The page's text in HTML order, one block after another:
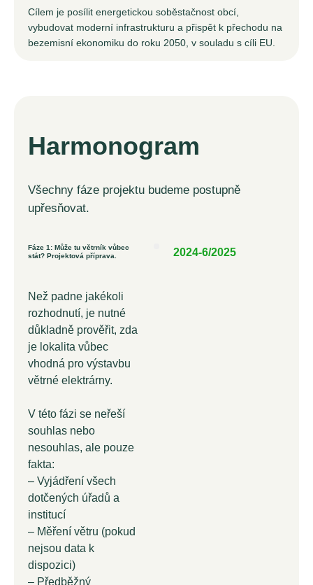
Cílem je posílit energetickou soběstačnost obcí,
vybudovat moderní infrastrukturu a přispět k přechodu na
bezemisní ekonomiku do roku 2050, v souladu s cíli EU.
Harmonogram
Všechny fáze projektu budeme postupně
upřesňovat.
Fáze 1: Může tu větrník vůbec
stát? Projektová příprava.
Než padne jakékoli
rozhodnutí, je nutné
důkladně prověřit, zda
je lokalita vůbec
vhodná pro výstavbu
větrné elektrárny.
V této fázi se neřeší
souhlas nebo
nesouhlas, ale pouze
fakta:
– Vyjádření všech
dotčených úřadů a
institucí
– Měření větru (pokud
nejsou data k
dispozici)
– Předběžný
2024-6/2025